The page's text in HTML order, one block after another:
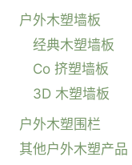
户外木塑墙板
经典木塑墙板
Co 挤塑墙板
3D 木塑墙板
户外木塑围栏
其他户外木塑产品